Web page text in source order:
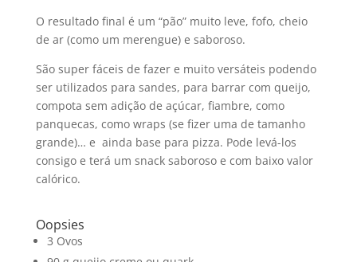
O resultado final é um “pão” muito leve, fofo, cheio
de ar (como um merengue) e saboroso.
São super fáceis de fazer e muito versáteis podendo
ser utilizados para sandes, para barrar com queijo,
compota sem adição de açúcar, fiambre, como
panquecas, como wraps (se fizer uma de tamanho
grande)… e ainda base para pizza. Pode levá-los
consigo e terá um snack saboroso e com baixo valor
calórico.
Oopsies
3 Ovos